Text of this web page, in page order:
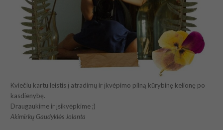
Kviečiu kartu leistis į atradimų ir įkvėpimo pilną kūrybinę kelionę po
kasdienybę.
Draugaukime ir įsikvėpkime ;)
Akimirkų Gaudyklės Jolanta